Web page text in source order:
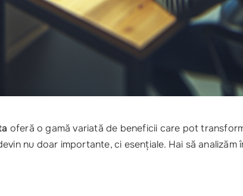
oferă o gamă variată de beneficii care pot
nu doar importante, ci esențiale. Hai să